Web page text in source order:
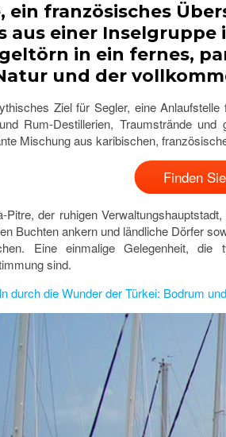
ein französisches
aus einer
in ein fernes,
und der
Ziel für Segler, eine
Rum-Destillerien, Traumstrände
Mischung aus karibischen,
Finden
Pitre, der ruhigen
Buchten ankern und ländliche Dörfer
Eine einmalige Gelegenheit,
sind.
durch die Wunder der Türkei: Bodrum